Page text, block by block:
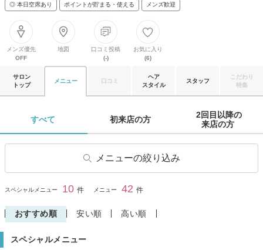
◎ 本日空席あり ポイントが貯まる・使える メンズ歓迎
メンズ優先
OFF
地図
口コミ投稿
(-)
お気に入り
(6)
サロン
トップ
メニュー 口コミ
ヘア
スタイル
スタッフ
こだわり
特集
すべて 初来店の方
2回目以降の
来店の方
メニューの絞り込み
ヘアカット
ヘアマニキュア
縮毛矯正
閉じる
スペシャルメニュー 10 件 メニュー 42 件
おすすめ順 安い順 高い順
スペシャルメニュー